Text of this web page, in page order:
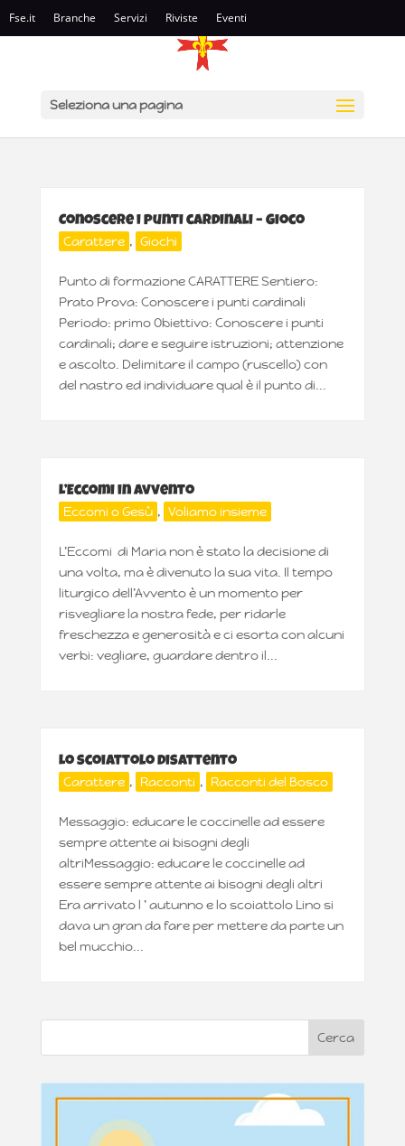
Fse.it Branche Servizi Riviste Eventi
Seleziona una pagina
Conoscere i punti cardinali – Gioco
Carattere , Giochi
Punto di formazione CARATTERE Sentiero:
Prato Prova: Conoscere i punti cardinali
Periodo: primo Obiettivo: Conoscere i punti
cardinali; dare e seguire istruzioni; attenzione
e ascolto. Delimitare il campo (ruscello) con
del nastro ed individuare qual è il punto di...
L’Eccomi in Avvento
Eccomi o Gesù , Voliamo insieme
L’Eccomi di Maria non è stato la decisione di
una volta, ma è divenuto la sua vita. Il tempo
liturgico dell’Avvento è un momento per
risvegliare la nostra fede, per ridarle
freschezza e generosità e ci esorta con alcuni
verbi: vegliare, guardare dentro il...
Lo scoiattolo disattento
Carattere , Racconti , Racconti del Bosco
Messaggio: educare le coccinelle ad essere
sempre attente ai bisogni degli
altriMessaggio: educare le coccinelle ad
essere sempre attente ai bisogni degli altri
Era arrivato l ’ autunno e lo scoiattolo Lino si
dava un gran da fare per mettere da parte un
bel mucchio...